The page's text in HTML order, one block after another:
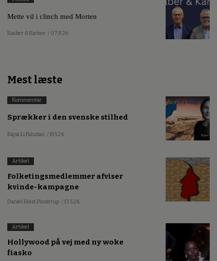
Mette vil i clinch med Morten
Kaaber & Karker / 07.8.26
Mest læste
Kommentar
Sprækker i den svenske stilhed
Kajsa Li Paludan / 19.5.26
Artikel
Folketingsmedlemmer afviser
kvinde-kampagne
Daniel Holst Pinderup / 13.5.26
Artikel
Hollywood på vej med ny woke
fiasko